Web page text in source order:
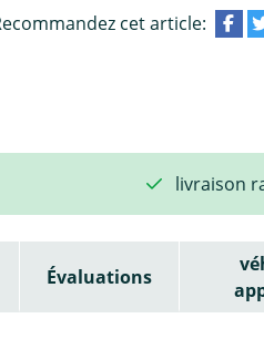
cet article:
livraison
Évaluations